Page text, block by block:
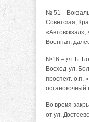
№ 51 –
Советская,
«Автовокзал»,
Военная,
№16 – ул. Б.
Восход, ул.
проспект, о.п.
остановочный
Во время
от ул.